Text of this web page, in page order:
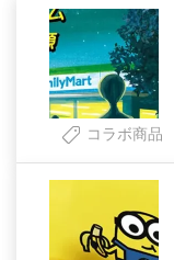
コラボ商品